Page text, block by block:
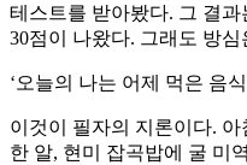
테스트를 받아봤다. 그 결과
30점이 나왔다. 그래도 방심
‘오늘의 나는 어제 먹은 음식
이것이 필자의 지론이다.
한 알, 현미 잡곡밥에 굴 미